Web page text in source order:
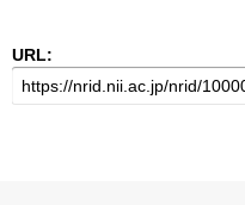
URL: